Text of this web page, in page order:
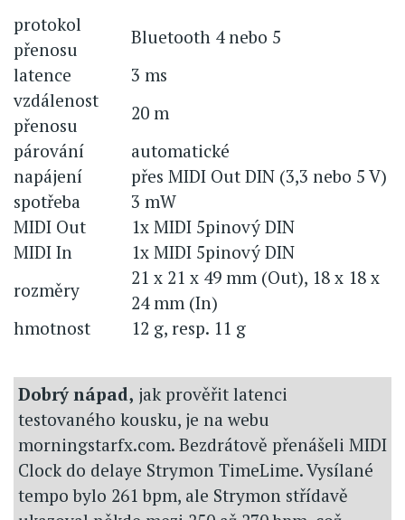
protokol
přenosu
Bluetooth 4 nebo 5
latence
3 ms
vzdálenost
přenosu
20 m
párování
automatické
napájení
přes MIDI Out DIN (3,3 nebo 5 V)
spotřeba
3 mW
MIDI Out
1x MIDI 5pinový DIN
MIDI In
1x MIDI 5pinový DIN
rozměry
21 x 21 x 49 mm (Out), 18 x 18 x
24 mm (In)
hmotnost
12 g, resp. 11 g
Dobrý nápad, jak prověřit latenci
testovaného kousku, je na webu
morningstarfx.com. Bezdrátově přenášeli MIDI
Clock do delaye Strymon TimeLime. Vysílané
tempo bylo 261 bpm, ale Strymon střídavě